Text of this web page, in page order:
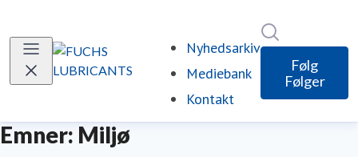
Nyhedsarkiv
Mediebank
Kontakt
Følg
Følger
Emner: Miljø